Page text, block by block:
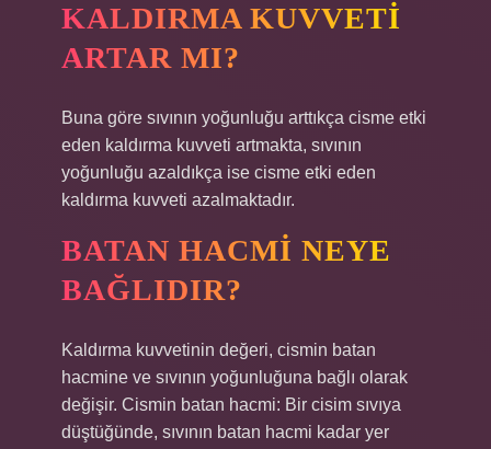
KALDIRMA KUVVETI
ARTAR MI?
Buna göre sıvının yoğunluğu arttıkça cisme etki
eden kaldırma kuvveti artmakta, sıvının
yoğunluğu azaldıkça ise cisme etki eden
kaldırma kuvveti azalmaktadır.
BATAN HACMI NEYE
BAĞLIDIR?
Kaldırma kuvvetinin değeri, cismin batan
hacmine ve sıvının yoğunluğuna bağlı olarak
değişir. Cismin batan hacmi: Bir cisim sıvıya
düştüğünde, sıvının batan hacmi kadar yer